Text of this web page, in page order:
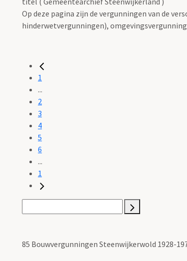
Op deze pagina zijn de vergunningen van de
hinderwetvergunningen),
1
...
2
3
4
5
6
...
1
85 Bouwvergunningen Steenwijkerwold 1928-